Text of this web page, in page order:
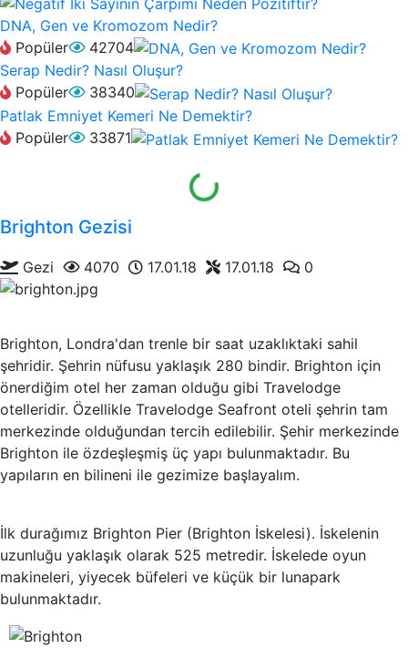
DNA, Gen ve Kromozom Nedir?
Popüler
42704
Serap Nedir? Nasıl Oluşur?
Popüler
38340
Patlak Emniyet Kemeri Ne Demektir?
Popüler
33871 Yükleniyor...
Brighton Gezisi
Gezi 4070 17.01.18 17.01.18 0
Brighton, Londra'dan trenle bir saat uzaklıktaki sahil
şehridir. Şehrin nüfusu yaklaşık 280 bindir. Brighton için
önerdiğim otel her zaman olduğu gibi Travelodge
otelleridir. Özellikle Travelodge Seafront oteli şehrin tam
merkezinde olduğundan tercih edilebilir. Şehir merkezinde
Brighton ile özdeşleşmiş üç yapı bulunmaktadır. Bu
yapıların en bilineni ile gezimize başlayalım.
İlk durağımız Brighton Pier (Brighton İskelesi). İskelenin
uzunluğu yaklaşık olarak 525 metredir. İskelede oyun
makineleri, yiyecek büfeleri ve küçük bir lunapark
bulunmaktadır.